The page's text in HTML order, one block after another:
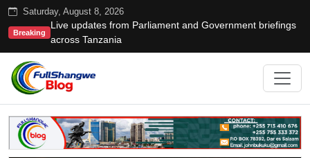
Saturday, August 8, 2026
Breaking
Live updates from Parliament and Government briefings
across Tanzania